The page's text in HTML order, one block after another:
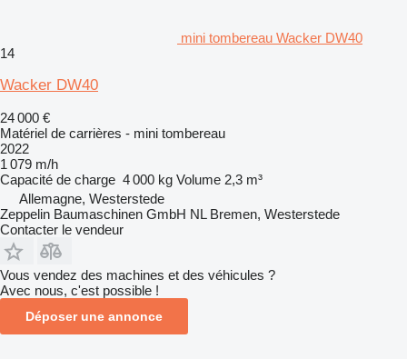
mini tombereau Wacker DW40
14
Wacker DW40
24 000 €
Matériel de carrières - mini tombereau
2022
1 079 m/h
Capacité de charge 4 000 kg Volume 2,3 m³
Allemagne, Westerstede
Zeppelin Baumaschinen GmbH NL Bremen, Westerstede
Contacter le vendeur
Vous vendez des machines et des véhicules ?
Avec nous, c'est possible !
Déposer une annonce